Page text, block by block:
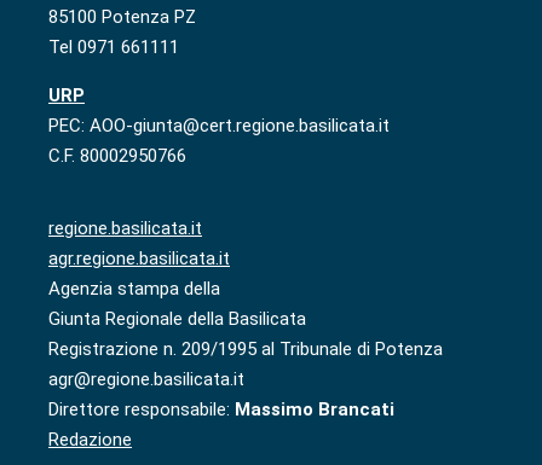
85100 Potenza PZ
Tel 0971 661111
URP
PEC: AOO-giunta@cert.regione.basilicata.it
C.F. 80002950766
regione.basilicata.it
agr.regione.basilicata.it
Agenzia stampa della
Giunta Regionale della Basilicata
Registrazione n. 209/1995 al Tribunale di Potenza
agr@regione.basilicata.it
Direttore responsabile: Massimo Brancati
Redazione